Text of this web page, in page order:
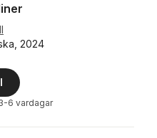
2024
6 vardagar